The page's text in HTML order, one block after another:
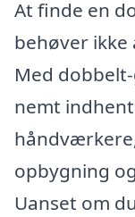
At finde en
behøver
Med
nemt
opbygning
Uanset om